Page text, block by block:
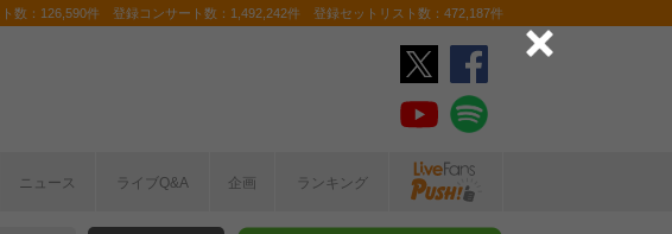
数：126,590件 登録コンサート数：1,492,242件 登録セットリスト数：472,187件
ニュース ライブQ&A 企画 ランキング